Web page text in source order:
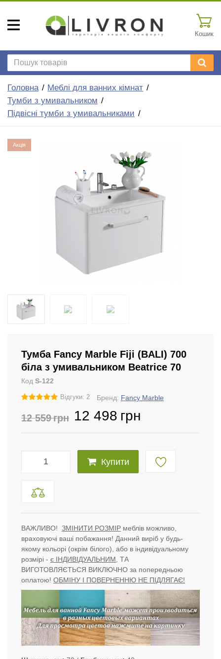
Кошик
Головна
Меблі для ванних кімнат
Тумби з умивальником
Підвісні тумби з умивальниками
Акція
Тумба Fancy Marble Fiji (BALI) 700
біла з умивальником Beatrice 70
Код S-122
Відгуки: 2 Бренд: Fancy Marble
12 559грн 12 498 грн
Купити
ВАЖЛИВО! ЗМІНИТИ РОЗМІР меблів можливо,
враховуючі ваші побажання! Данний виріб у будь-
якому кольорі (окрім білого), або в індивідуальному
розмірі - є ІНДИВІДУАЛЬНИМ, ТА
ВИГОТОВЛЯЄТЬСЯ ВИКЛЮЧНО за попередньою
оплатою! ОБМІНУ І ПОВЕРНЕННЮ НЕ ПІДЛЯГАЄ!